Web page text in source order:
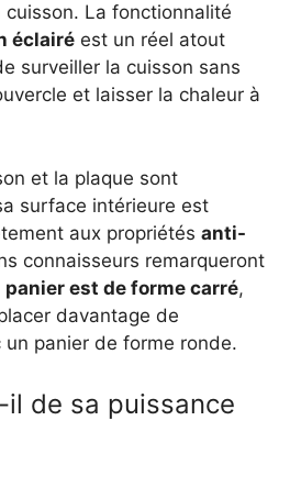
La fonctionnalité
éclairé est un réel atout
surveiller la cuisson sans
et laisser la chaleur à
et la plaque sont
surface intérieure est
aux propriétés anti-
connaisseurs remarqueront
panier est de forme carré,
davantage de
panier de forme ronde.
il de sa puissance